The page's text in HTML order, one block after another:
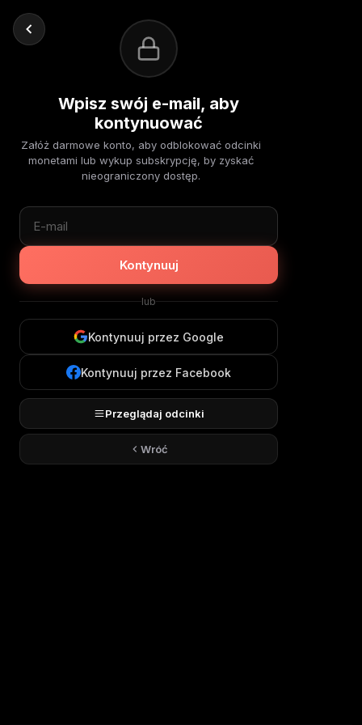
Wpisz swój e-mail, aby
kontynuować
Załóż darmowe konto, aby odblokować odcinki
monetami lub wykup subskrypcję, by zyskać
nieograniczony dostęp.
Kontynuuj
lub
Kontynuuj przez Google
Kontynuuj przez Facebook
Przeglądaj odcinki
Wróć